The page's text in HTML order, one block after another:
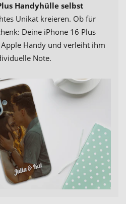
Handyhülle selbst
Unikat kreieren. Ob für
Deine iPhone 16 Plus
Handy und verleiht ihm
Note.